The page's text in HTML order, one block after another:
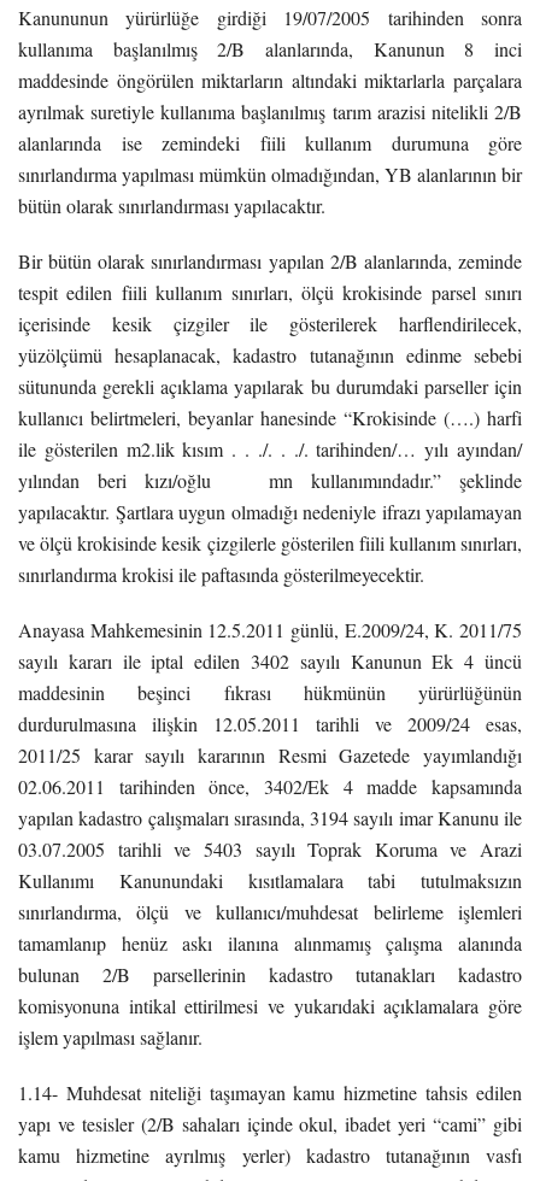
Kanununun yürürlüğe girdiği 19/07/2005 tarihinden sonra
kullanıma başlanılmış 2/B alanlarında, Kanunun 8 inci
maddesinde öngörülen miktarların altındaki miktarlarla parçalara
ayrılmak suretiyle kullanıma başlanılmış tarım arazisi nitelikli 2/B
alanlarında ise zemindeki fiili kullanım durumuna göre
sınırlandırma yapılması mümkün olmadığından, YB alanlarının bir
bütün olarak sınırlandırması yapılacaktır.
Bir bütün olarak sınırlandırması yapılan 2/B alanlarında, zeminde
tespit edilen fiili kullanım sınırları, ölçü krokisinde parsel sınırı
içerisinde kesik çizgiler ile gösterilerek harflendirilecek,
yüzölçümü hesaplanacak, kadastro tutanağının edinme sebebi
sütununda gerekli açıklama yapılarak bu durumdaki parseller için
kullanıcı belirtmeleri, beyanlar hanesinde “Krokisinde (….) harfi
ile gösterilen m2.lik kısım . . ./. . ./. tarihinden/… yılı ayından/
yılından beri kızı/oğlu mn kullanımındadır.” şeklinde
yapılacaktır. Şartlara uygun olmadığı nedeniyle ifrazı yapılamayan
ve ölçü krokisinde kesik çizgilerle gösterilen fiili kullanım sınırları,
sınırlandırma krokisi ile paftasında gösterilmeyecektir.
Anayasa Mahkemesinin 12.5.2011 günlü, E.2009/24, K. 2011/75
sayılı kararı ile iptal edilen 3402 sayılı Kanunun Ek 4 üncü
maddesinin beşinci fıkrası hükmünün yürürlüğünün
durdurulmasına ilişkin 12.05.2011 tarihli ve 2009/24 esas,
2011/25 karar sayılı kararının Resmi Gazetede yayımlandığı
02.06.2011 tarihinden önce, 3402/Ek 4 madde kapsamında
yapılan kadastro çalışmaları sırasında, 3194 sayılı imar Kanunu ile
03.07.2005 tarihli ve 5403 sayılı Toprak Koruma ve Arazi
Kullanımı Kanunundaki kısıtlamalara tabi tutulmaksızın
sınırlandırma, ölçü ve kullanıcı/muhdesat belirleme işlemleri
tamamlanıp henüz askı ilanına alınmamış çalışma alanında
bulunan 2/B parsellerinin kadastro tutanakları kadastro
komisyonuna intikal ettirilmesi ve yukarıdaki açıklamalara göre
işlem yapılması sağlanır.
1.14- Muhdesat niteliği taşımayan kamu hizmetine tahsis edilen
yapı ve tesisler (2/B sahaları içinde okul, ibadet yeri “cami” gibi
kamu hizmetine ayrılmış yerler) kadastro tutanağının vasfı